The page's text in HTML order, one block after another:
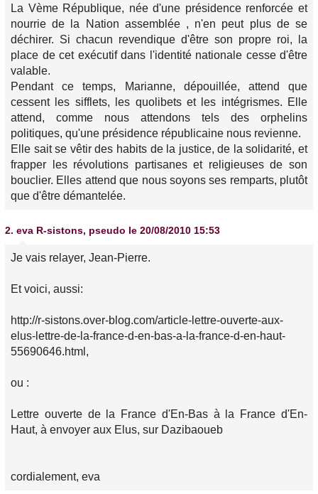
La Vème République, née d'une présidence renforcée et
nourrie de la Nation assemblée , n'en peut plus de se
déchirer. Si chacun revendique d'être son propre roi, la
place de cet exécutif dans l'identité nationale cesse d'être
valable.
Pendant ce temps, Marianne, dépouillée, attend que
cessent les sifflets, les quolibets et les intégrismes. Elle
attend, comme nous attendons tels des orphelins
politiques, qu'une présidence républicaine nous revienne.
Elle sait se vêtir des habits de la justice, de la solidarité, et
frapper les révolutions partisanes et religieuses de son
bouclier. Elles attend que nous soyons ses remparts, plutôt
que d'être démantelée.
2. eva R-sistons, pseudo le 20/08/2010 15:53
Je vais relayer, Jean-Pierre.
Et voici, aussi:
http://r-sistons.over-blog.com/article-lettre-ouverte-aux-
elus-lettre-de-la-france-d-en-bas-a-la-france-d-en-haut-
55690646.html,
ou :
Lettre ouverte de la France d'En-Bas à la France d'En-
Haut, à envoyer aux Elus, sur Dazibaoueb
cordialement, eva